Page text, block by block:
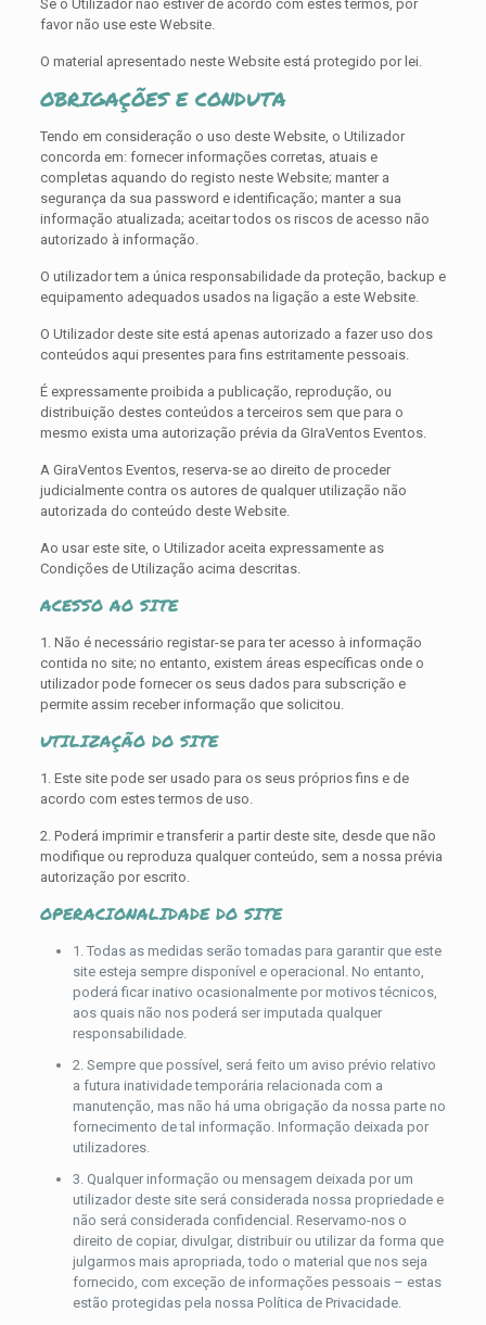
Se o Utilizador não estiver de acordo com estes termos, por
favor não use este Website.
O material apresentado neste Website está protegido por lei.
OBRIGAÇÕES E CONDUTA
Tendo em consideração o uso deste Website, o Utilizador
concorda em: fornecer informações corretas, atuais e
completas aquando do registo neste Website; manter a
segurança da sua password e identificação; manter a sua
informação atualizada; aceitar todos os riscos de acesso não
autorizado à informação.
O utilizador tem a única responsabilidade da proteção, backup e
equipamento adequados usados na ligação a este Website.
O Utilizador deste site está apenas autorizado a fazer uso dos
conteúdos aqui presentes para fins estritamente pessoais.
É expressamente proibida a publicação, reprodução, ou
distribuição destes conteúdos a terceiros sem que para o
mesmo exista uma autorização prévia da GIraVentos Eventos.
A GiraVentos Eventos, reserva-se ao direito de proceder
judicialmente contra os autores de qualquer utilização não
autorizada do conteúdo deste Website.
Ao usar este site, o Utilizador aceita expressamente as
Condições de Utilização acima descritas.
ACESSO AO SITE
1. Não é necessário registar-se para ter acesso à informação
contida no site; no entanto, existem áreas específicas onde o
utilizador pode fornecer os seus dados para subscrição e
permite assim receber informação que solicitou.
UTILIZAÇÃO DO SITE
1. Este site pode ser usado para os seus próprios fins e de
acordo com estes termos de uso.
2. Poderá imprimir e transferir a partir deste site, desde que não
modifique ou reproduza qualquer conteúdo, sem a nossa prévia
autorização por escrito.
OPERACIONALIDADE DO SITE
1. Todas as medidas serão tomadas para garantir que este
site esteja sempre disponível e operacional. No entanto,
poderá ficar inativo ocasionalmente por motivos técnicos,
aos quais não nos poderá ser imputada qualquer
responsabilidade.
2. Sempre que possível, será feito um aviso prévio relativo
a futura inatividade temporária relacionada com a
manutenção, mas não há uma obrigação da nossa parte no
fornecimento de tal informação. Informação deixada por
utilizadores.
3. Qualquer informação ou mensagem deixada por um
utilizador deste site será considerada nossa propriedade e
não será considerada confidencial. Reservamo-nos o
direito de copiar, divulgar, distribuir ou utilizar da forma que
julgarmos mais apropriada, todo o material que nos seja
fornecido, com exceção de informações pessoais – estas
estão protegidas pela nossa Política de Privacidade.